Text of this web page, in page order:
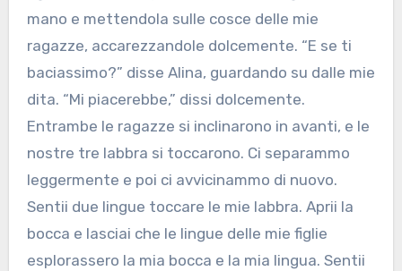
mano e mettendola sulle cosce delle mie
ragazze, accarezzandole dolcemente. “E se ti
baciassimo?” disse Alina, guardando su dalle mie
dita. “Mi piacerebbe,” dissi dolcemente.
Entrambe le ragazze si inclinarono in avanti, e le
nostre tre labbra si toccarono. Ci separammo
leggermente e poi ci avvicinammo di nuovo.
Sentii due lingue toccare le mie labbra. Aprii la
bocca e lasciai che le lingue delle mie figlie
esplorassero la mia bocca e la mia lingua. Sentii